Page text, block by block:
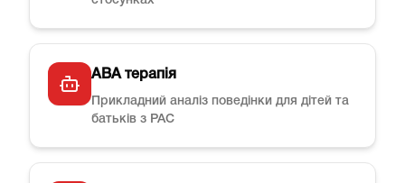
ABA терапія
Прикладний аналіз поведінки для дітей та
батьків з РАС